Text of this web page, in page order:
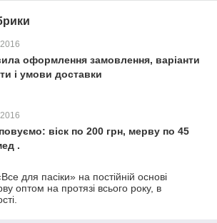
оформлення замовлення, варіанти
і умови доставки
віск по 200 грн, мерву по 45
.
для пасіки» на постійній основі
оптом на протязі всього року, в